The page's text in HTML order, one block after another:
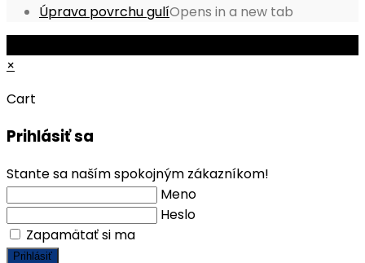
Úprava povrchu gulíOpens in a new tab
×
Cart
Prihlásiť sa
Stante sa naším spokojným zákazníkom!
Meno
Heslo
Zapamätať si ma
Prihlásiť